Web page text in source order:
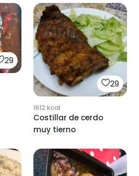
29
29
1612kcal
Costillar de cerdo
muy tierno